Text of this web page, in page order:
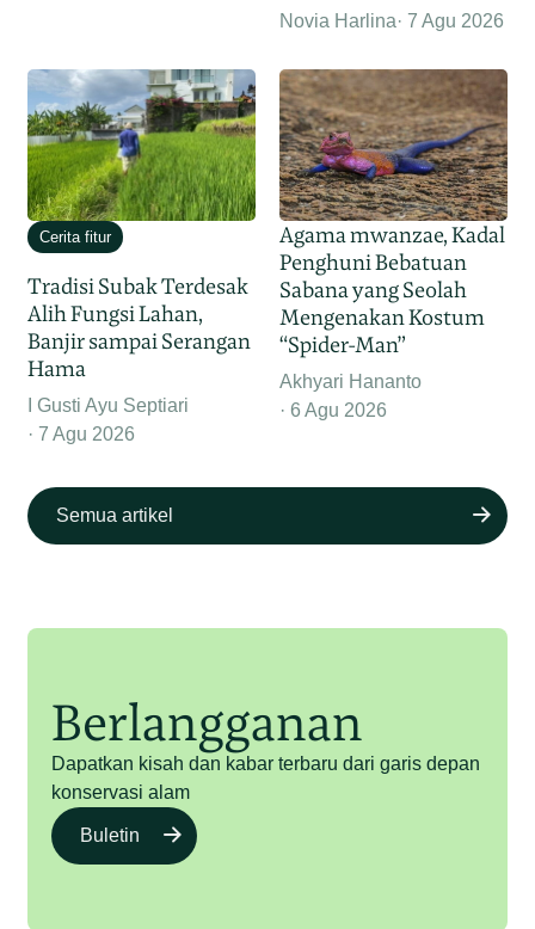
Novia Harlina 7 Agu 2026
Cerita fitur
Tradisi Subak Terdesak
Alih Fungsi Lahan,
Banjir sampai Serangan
Hama
I Gusti Ayu Septiari
7 Agu 2026
Agama mwanzae, Kadal
Penghuni Bebatuan
Sabana yang Seolah
Mengenakan Kostum
“Spider-Man”
Akhyari Hananto
6 Agu 2026
Semua artikel
Berlangganan
Dapatkan kisah dan kabar terbaru dari garis depan
konservasi alam
Buletin